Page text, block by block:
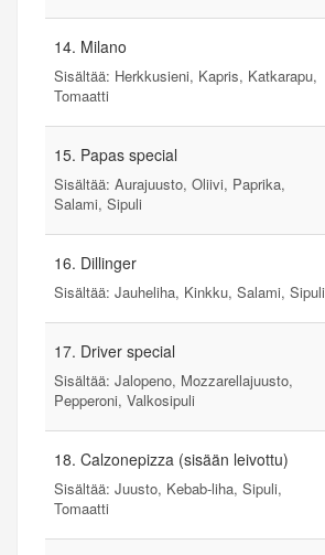
14. Milano
Sisältää: Herkkusieni, Kapris, Katkarapu,
Tomaatti
15. Papas special
Sisältää: Aurajuusto, Oliivi, Paprika,
Salami, Sipuli
16. Dillinger
Sisältää: Jauheliha, Kinkku, Salami, Sipuli
17. Driver special
Sisältää: Jalopeno, Mozzarellajuusto,
Pepperoni, Valkosipuli
18. Calzonepizza (sisään leivottu)
Sisältää: Juusto, Kebab-liha, Sipuli,
Tomaatti